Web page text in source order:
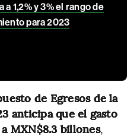
a 1,2% y 3% el rango de
para 2023
de Egresos de la
anticipa que el gasto
MXN$8.3 billones,